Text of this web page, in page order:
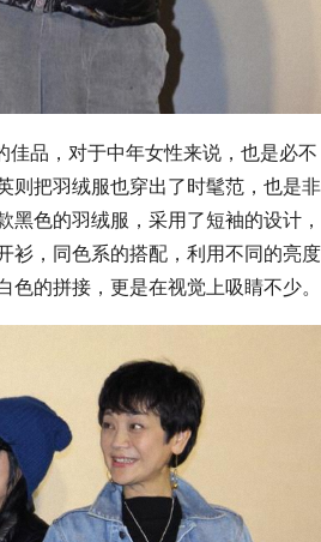
品，对于中年女性来说，也是必不
则把羽绒服也穿出了时髦范，也是非
黑色的羽绒服，采用了短袖的设计，
衫，同色系的搭配，利用不同的亮度
的拼接，更是在视觉上吸睛不少。